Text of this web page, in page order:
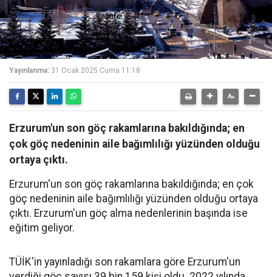
Yayınlanma: 31 Ocak 2025 Cuma 11:18
Erzurum'un son göç rakamlarına bakıldığında; en
çok göç nedeninin aile bağımlılığı yüzünden olduğu
ortaya çıktı.
Erzurum'un son göç rakamlarına bakıldığında; en çok
göç nedeninin aile bağımlılığı yüzünden olduğu ortaya
çıktı. Erzurum'un göç alma nedenlerinin başında ise
eğitim geliyor.
TÜİK'in yayınladığı son rakamlara göre Erzurum'un